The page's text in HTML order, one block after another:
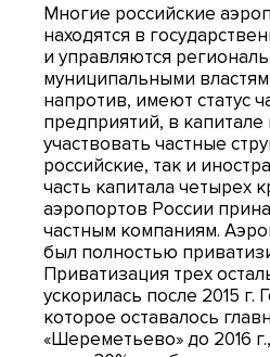
Многие российские
находятся в
и управляются
муниципальными
напротив, имеют статус
предприятий, в капитале
участвовать частные
российские, так и
часть капитала четырех
аэропортов России
частным компаниям.
был полностью
Приватизация трех
ускорилась после 2015 г.
которое оставалось
«Шереметьево» до 2016